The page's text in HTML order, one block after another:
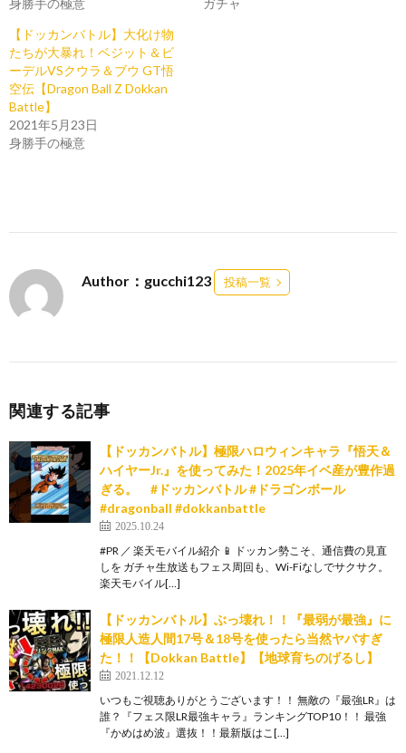
身勝手の極意
ガチャ
【ドッカンバトル】大化け物
たちが大暴れ！ベジット＆ビ
ーデルVSクウラ＆ブウ GT悟
空伝【Dragon Ball Z Dokkan
Battle】
2021年5月23日
身勝手の極意
Author：gucchi123 投稿一覧
関連する記事
【ドッカンバトル】極限ハロウィンキャラ『悟天＆
ハイヤーJr.』を使ってみた！2025年イベ産が豊作過
ぎる。 #ドッカンバトル #ドラゴンボール
#dragonball #dokkanbattle
2025.10.24
#PR ／ 楽天モバイル紹介 📱 ドッカン勢こそ、通信費の見直
しを ガチャ生放送もフェス周回も、Wi-Fiなしでサクサク。
楽天モバイル[…]
【ドッカンバトル】ぶっ壊れ！！『最弱が最強』に
極限人造人間17号＆18号を使ったら当然ヤバすぎ
た！！【Dokkan Battle】【地球育ちのげるし】
2021.12.12
いつもご視聴ありがとうございます！！ 無敵の『最強LR』は
誰？『フェス限LR最強キャラ』ランキングTOP10！！ 最強
『かめはめ波』選抜！！最新版はこ[…]